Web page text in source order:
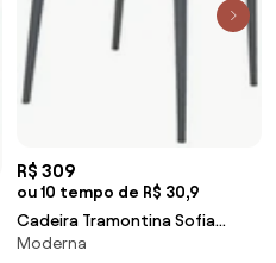
R$ 309
ou 10 tempo de R$ 30,9
Cadeira Tramontina Sofia
Encosto Horizontal Grafite em
Moderna